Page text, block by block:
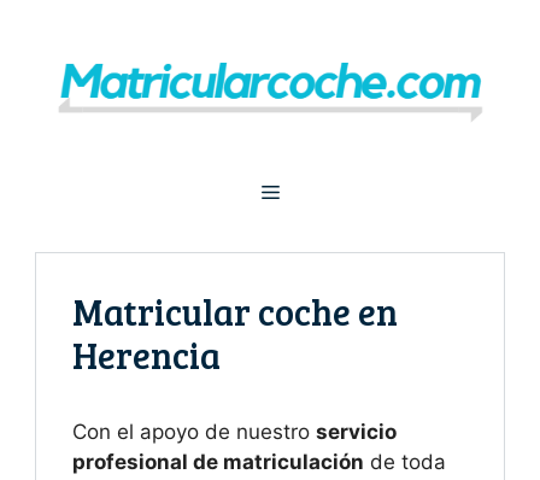
contenido
Menú
Matricular coche en
Herencia
Con el apoyo de nuestro servicio
profesional de matriculación de toda